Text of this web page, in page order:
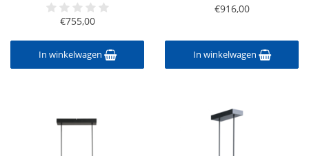
€755,00
In winkelwagen
€916,00
In winkelwagen